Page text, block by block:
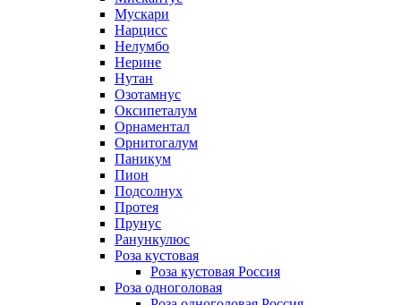
Мускари
Нарцисс
Нелумбо
Нерине
Нутан
Озотамнус
Оксипеталум
Орнаментал
Орнитогалум
Паникум
Пион
Подсолнух
Протея
Прунус
Ранункулюс
Роза кустовая
Роза кустовая Россия
Роза одноголовая